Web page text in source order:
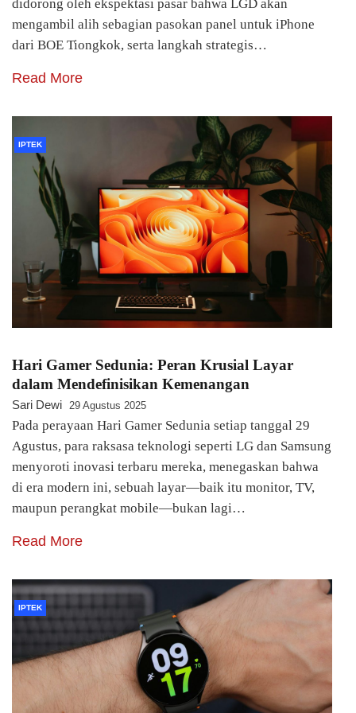
didorong oleh ekspektasi pasar bahwa LGD akan
mengambil alih sebagian pasokan panel untuk iPhone
dari BOE Tiongkok, serta langkah strategis…
Read More
IPTEK
Hari Gamer Sedunia: Peran Krusial Layar
dalam Mendefinisikan Kemenangan
Sari Dewi 29 Agustus 2025
Pada perayaan Hari Gamer Sedunia setiap tanggal 29
Agustus, para raksasa teknologi seperti LG dan Samsung
menyoroti inovasi terbaru mereka, menegaskan bahwa
di era modern ini, sebuah layar—baik itu monitor, TV,
maupun perangkat mobile—bukan lagi…
Read More
IPTEK